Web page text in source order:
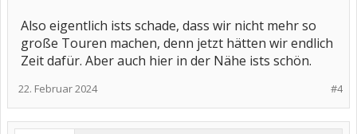
Also eigentlich ists schade, dass wir nicht mehr so
große Touren machen, denn jetzt hätten wir endlich
Zeit dafür. Aber auch hier in der Nähe ists schön.
#4
22. Februar 2024